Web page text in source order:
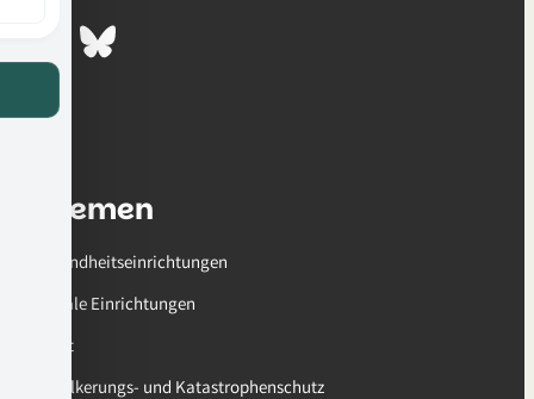
Bluesky
Themen
Gesundheitseinrichtungen
Soziale Einrichtungen
Sport
Bevölkerungs- und Katastrophenschutz